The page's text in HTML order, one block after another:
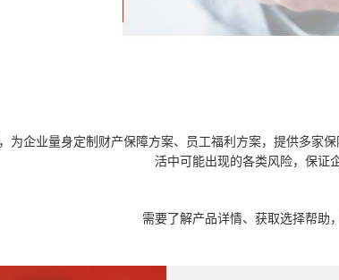
为企业量身定制财产保障方案、员工福利方案，提供多家
活中可能出现的各类风险，保证
需要了解产品详情、获取选择帮助